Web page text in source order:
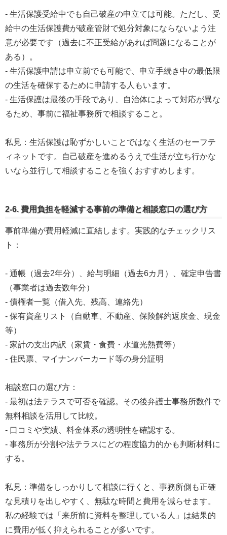
- 生活保護受給中でも自己破産の申立ては可能。ただし、受
給中の生活保護費が破産管財で処分対象にならないよう注
意が必要です（過去に不正受給があれば問題になることが
ある）。
- 生活保護申請は申立前でも可能で、申立手続き中の最低限
の生活を確保するために申請する人もいます。
- 生活保護は最後の手段であり、自治体によって対応が異な
るため、事前に福祉事務所で相談すること。
私見：生活保護は恥ずかしいことではなく生活のセーフテ
ィネットです。自己破産を進めるうえで生活が立ち行かな
いなら並行して相談することを強くおすすめします。
2-6. 費用負担を軽減する事前の準備と相談窓口の選び方
事前準備が費用軽減に直結します。実践的なチェックリス
ト：
- 通帳（過去2年分）、給与明細（過去6カ月）、確定申告書
（事業者は過去数年分）
- 債権者一覧（借入先、残高、連絡先）
- 保有資産リスト（自動車、不動産、保険解約返戻金、現金
等）
- 家計の支出内訳（家賃・食費・水道光熱費等）
- 住民票、マイナンバーカード等の身分証明
相談窓口の選び方：
- 最初は法テラスで可否を確認。その後弁護士事務所数件で
無料相談を活用して比較。
- 口コミや実績、料金体系の透明性を確認する。
- 事務所が分割や法テラスにどの程度協力的かも判断材料に
する。
私見：準備をしっかりして相談に行くと、事務所側も正確
な見積りを出しやすく、無駄な時間と費用を減らせます。
私の経験では「来所前に資料を整理している人」は結果的
に費用が低く抑えられることが多いです。